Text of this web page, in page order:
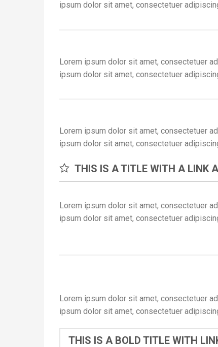
ipsum dolor sit amet, consectetuer
Lorem ipsum dolor sit amet, consectetuer
ipsum dolor sit amet, consectetuer
Lorem ipsum dolor sit amet, consectetuer
ipsum dolor sit amet, consectetuer
THIS IS A TITLE WITH A LINK
Lorem ipsum dolor sit amet, consectetuer
ipsum dolor sit amet, consectetuer
Lorem ipsum dolor sit amet, consectetuer
ipsum dolor sit amet, consectetuer
THIS IS A BOLD TITLE WITH